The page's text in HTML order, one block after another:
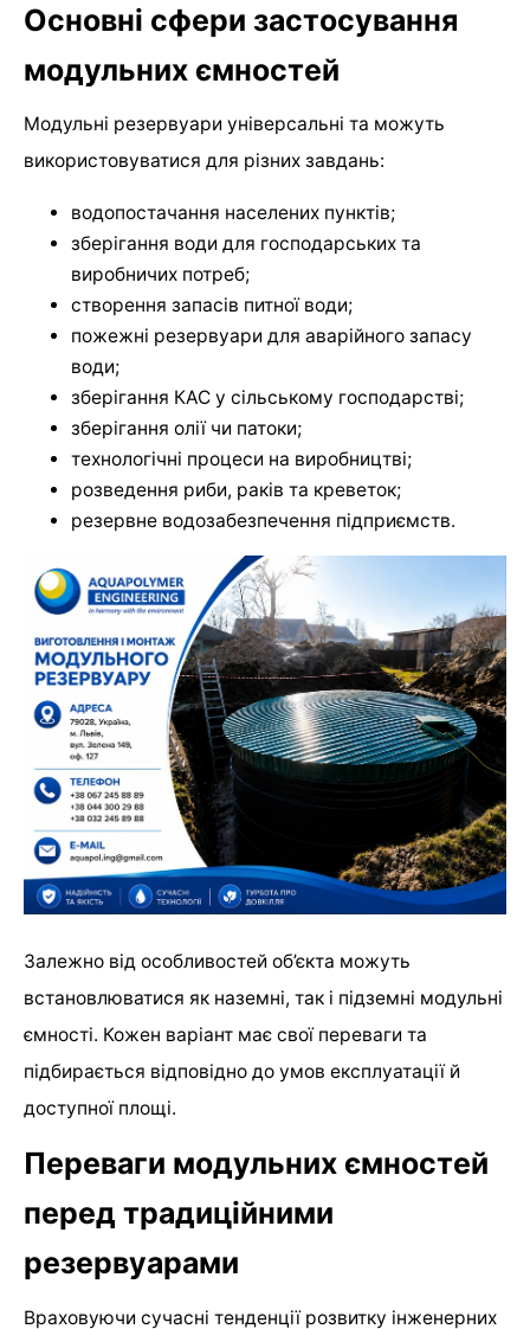
Основні сфери застосування
модульних ємностей
Модульні резервуари універсальні та можуть
використовуватися для різних завдань:
водопостачання населених пунктів;
зберігання води для господарських та
виробничих потреб;
створення запасів питної води;
пожежні резервуари для аварійного запасу
води;
зберігання КАС у сільському господарстві;
зберігання олії чи патоки;
технологічні процеси на виробництві;
розведення риби, раків та креветок;
резервне водозабезпечення підприємств.
Залежно від особливостей об’єкта можуть
встановлюватися як наземні, так і підземні модульні
ємності. Кожен варіант має свої переваги та
підбирається відповідно до умов експлуатації й
доступної площі.
Переваги модульних ємностей
перед традиційними
резервуарами
Враховуючи сучасні тенденції розвитку інженерних